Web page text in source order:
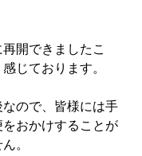
開できましたこ
じております。
ので、皆様には手
おかけすることが
。